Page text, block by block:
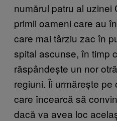
numărul patru al uzinei
primii oameni care au
care mai târziu zac în
spital ascunse, în timp
răspândește un nor
regiuni. Îi urmărește pe
care încearcă să
dacă va avea loc